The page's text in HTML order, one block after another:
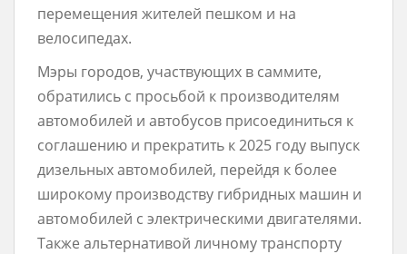
перемещения жителей пешком и на
велосипедах.
Мэры городов, участвующих в саммите,
обратились с просьбой к производителям
автомобилей и автобусов присоединиться к
соглашению и прекратить к 2025 году выпуск
дизельных автомобилей, перейдя к более
широкому производству гибридных машин и
автомобилей с электрическими двигателями.
Также альтернативой личному транспорту